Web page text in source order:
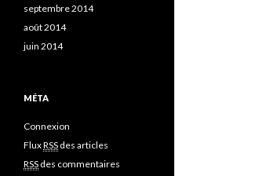
septembre 2014
août 2014
juin 2014
MÉTA
Connexion
FluxRSS des articles
RSS des commentaires